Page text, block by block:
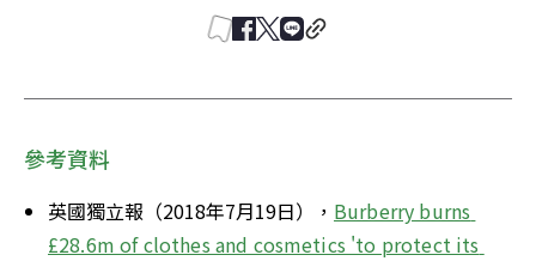
參考資料
英國獨立報（2018年7月19日）， Burberry burns
£28.6m of clothes and cosmetics 'to protect its